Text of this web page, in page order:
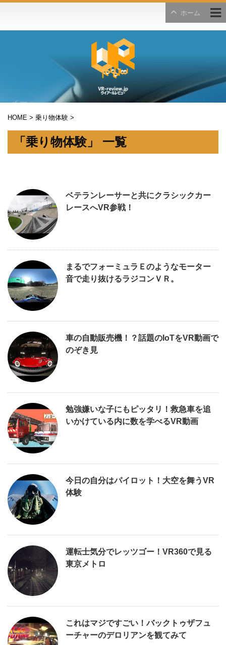
ホーム
HOME > 乗り物体験 >
「乗り物体験」 一覧
ベテランレーサーと共にクラシックカー
レースへVR参戦！
まるでフォーミュラＥのようなモーター
音で走り抜けるラジコンＶＲ。
車の自動販売機！？話題のIoTをVR動画で
のぞき見
勉強嫌いな子にもピッタリ！救急車を追
いかけている内に数を学べるVR動画
今日の自分はパイロット！大空を舞うVR
体験
運転士気分でレッツゴー！VR360で見る
東京メトロ
これはマジですごい！バックトゥザフュ
ーチャーのデロリアンを観てみて